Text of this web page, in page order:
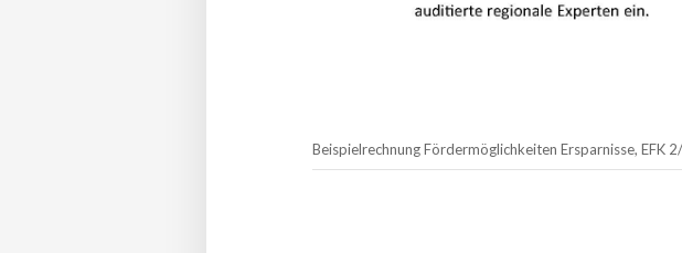
Beispielrechnung Fördermöglichkeiten Ersparnisse, EFK